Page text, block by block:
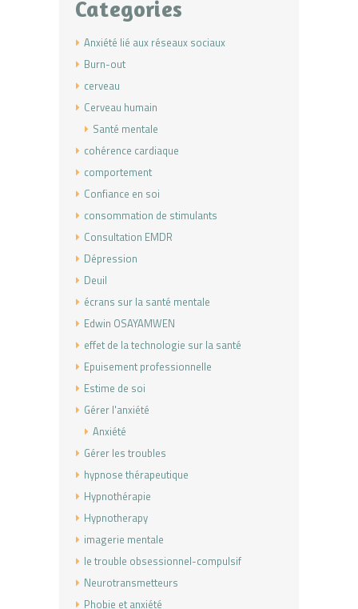
Categories
Anxiété lié aux réseaux sociaux
Burn-out
cerveau
Cerveau humain
Santé mentale
cohérence cardiaque
comportement
Confiance en soi
consommation de stimulants
Consultation EMDR
Dépression
Deuil
écrans sur la santé mentale
Edwin OSAYAMWEN
effet de la technologie sur la santé
Epuisement professionnelle
Estime de soi
Gérer l'anxiété
Anxiété
Gérer les troubles
hypnose thérapeutique
Hypnothérapie
Hypnotherapy
imagerie mentale
le trouble obsessionnel-compulsif
Neurotransmetteurs
Phobie et anxiété